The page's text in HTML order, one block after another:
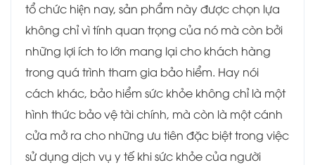
tổ chức hiện nay, sản phẩm này được chọn lựa
không chỉ vì tính quan trọng của nó mà còn bởi
những lợi ích to lớn mang lại cho khách hàng
trong quá trình tham gia bảo hiểm. Hay nói
cách khác, bảo hiểm sức khỏe không chỉ là một
hình thức bảo vệ tài chính, mà còn là một cánh
cửa mở ra cho những ưu tiên đặc biệt trong việc
sử dụng dịch vụ y tế khi sức khỏe của người